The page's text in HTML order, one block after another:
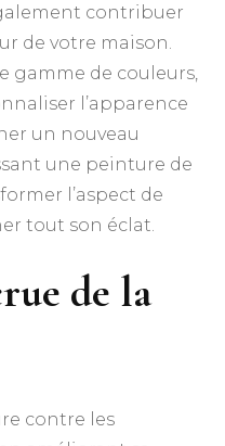
contribuer
de votre maison.
gamme de couleurs,
l’apparence
un nouveau
une peinture de
l’aspect de
tout son éclat.
de la
contre les